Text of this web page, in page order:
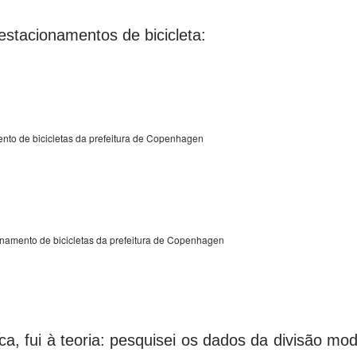
de bicicleta:
de bicicletas da prefeitura de Copenhagen
de bicicletas da prefeitura de Copenhagen
fui à teoria: pesquisei os dados da divisão